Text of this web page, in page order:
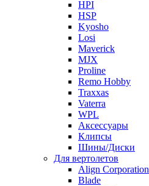
HPI
HSP
Kyosho
Losi
Maverick
MJX
Proline
Remo Hobby
Traxxas
Vaterra
WPL
Аксессуары
Клипсы
Шины/Диски
Для вертолетов
Align Corporation
Blade